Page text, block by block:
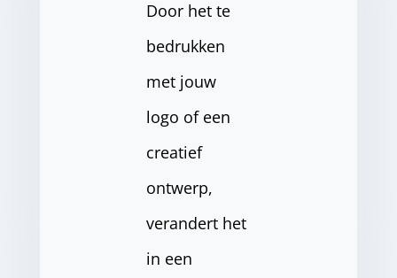
Door het te
bedrukken
met jouw
logo of een
creatief
ontwerp,
verandert het
in een